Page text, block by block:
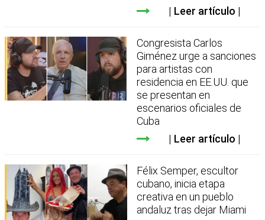
Leer artículo
Congresista Carlos
Giménez urge a sanciones
para artistas con
residencia en EE.UU. que
se presentan en
escenarios oficiales de
Cuba
Leer artículo
Félix Semper, escultor
cubano, inicia etapa
creativa en un pueblo
andaluz tras dejar Miami